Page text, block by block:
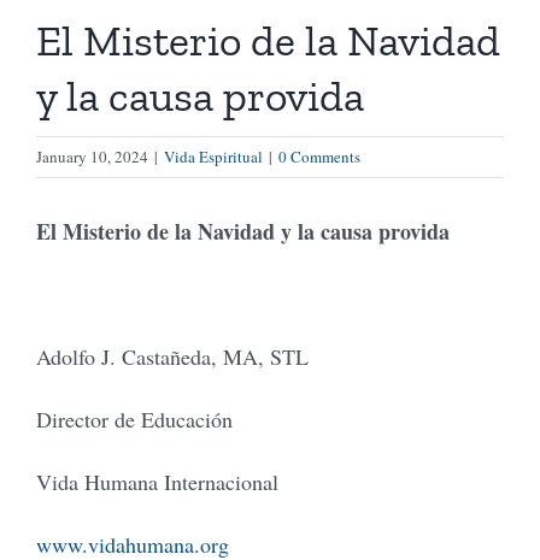
Media
El Misterio de la Navidad
y la causa provida
January 10, 2024 | Vida Espiritual | 0 Comments
El Misterio de la Navidad y la causa provida
Adolfo J. Castañeda, MA, STL
Director de Educación
Vida Humana Internacional
www.vidahumana.org